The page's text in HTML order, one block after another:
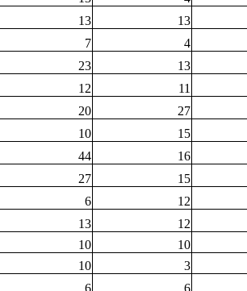
13 13
7 4
23 13
12 11
20 27
10 15
44 16
27 15
6 12
13 12
10 10
10 3
6 6